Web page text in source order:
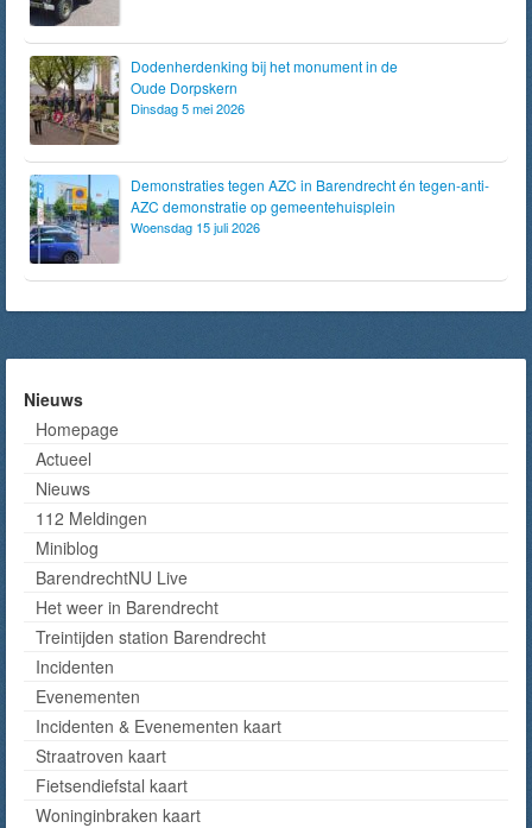
Dodenherdenking bij het monument in de
Oude Dorpskern
Dinsdag 5 mei 2026
Demonstraties tegen AZC in Barendrecht én tegen-anti-
AZC demonstratie op gemeentehuisplein
Woensdag 15 juli 2026
Nieuws
Homepage
Actueel
Nieuws
112 Meldingen
Miniblog
BarendrechtNU Live
Het weer in Barendrecht
Treintijden station Barendrecht
Incidenten
Evenementen
Incidenten & Evenementen kaart
Straatroven kaart
Fietsendiefstal kaart
Woninginbraken kaart